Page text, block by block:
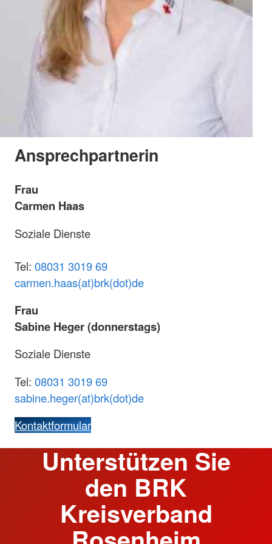
Ansprechpartnerin
Frau
Carmen Haas
Soziale Dienste
Tel: 08031 3019 69
carmen.haas(at)brk(dot)de
Frau
Sabine Heger (donnerstags)
Soziale Dienste
Tel: 08031 3019 69
sabine.heger(at)brk(dot)de
Kontaktformular
Unterstützen Sie
den BRK
Kreisverband